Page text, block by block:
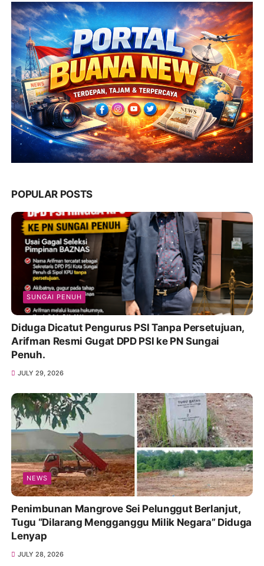
POPULAR POSTS
SUNGAI PENUH
Diduga Dicatut Pengurus PSI Tanpa Persetujuan,
Arifman Resmi Gugat DPD PSI ke PN Sungai
Penuh.
JULY 29, 2026
NEWS
Penimbunan Mangrove Sei Pelunggut Berlanjut,
Tugu “Dilarang Mengganggu Milik Negara” Diduga
Lenyap
JULY 28, 2026